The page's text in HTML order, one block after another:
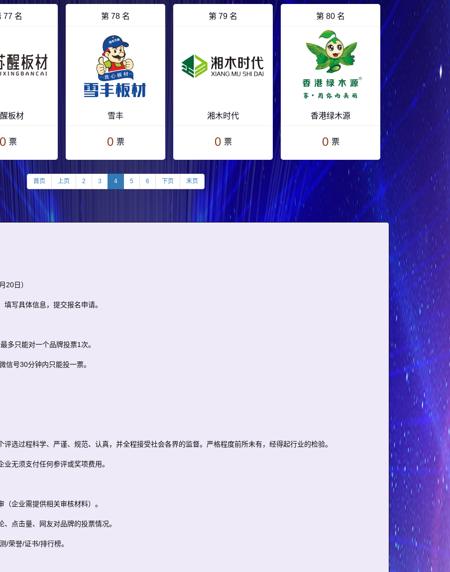
77 名
板材
0 票
第 78 名
雪丰
0 票
第 79 名
湘木时代
0 票
第 80 名
香港绿木源
0 票
首页 上页 2 3 4 5 6 下页 末页
20日）
写具体信息，提交报名申请。
多只能对一个品牌投票1次。
信号30分钟内只能投一票。
选过程科学、严谨、规范、认真，并全程接受社会各界的监督。严格程度前所未有，经得起行业的检验。
无须支付任何参评或奖项费用。
企业需提供相关审核材料）。
点击量、网友对品牌的投票情况。
/荣誉/证书/排行榜。